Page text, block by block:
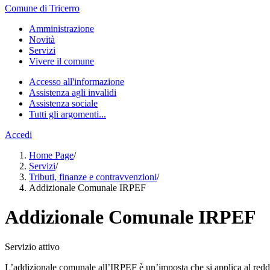
Comune di Tricerro
Amministrazione
Novità
Servizi
Vivere il comune
Accesso all'informazione
Assistenza agli invalidi
Assistenza sociale
Tutti gli argomenti...
Accedi
Home Page/
Servizi/
Tributi, finanze e contravvenzioni/
Addizionale Comunale IRPEF
Addizionale Comunale IRPEF
Servizio attivo
L’addizionale comunale all’IRPEF è un’imposta che si applica al